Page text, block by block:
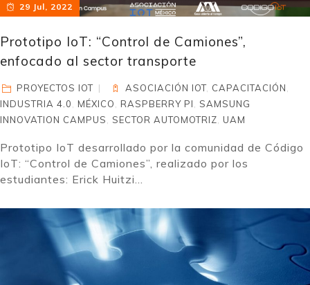
29 Jul, 2022
Prototipo IoT: “Control de Camiones”,
enfocado al sector transporte
PROYECTOS IOT ASOCIACIÓN IOT, CAPACITACIÓN
INDUSTRIA 4.0
MÉXICO RASPBERRY PI
SAMSUNG
INNOVATION CAMPUS
SECTOR AUTOMOTRIZ UAM
Prototipo IoT desarrollado por la comunidad de Código
IoT: “Control de Camiones”, realizado por los
estudiantes: Erick Huitzi...